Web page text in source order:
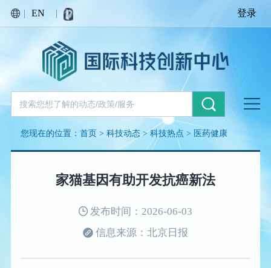
| EN | 登录
您现在的位置：首页 >科技动态>科技热点 > 医药健康
家猫基因有助开发抗癌新法
发布时间：2026-06-03
信息来源：北京日报